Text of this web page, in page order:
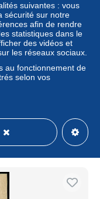
15c. noir - Cote:
Professionnel
suivantes : vous
sécurité sur notre
afin de rendre
statistiques dans le
des vidéos et
les réseaux sociaux.
au fonctionnement de
selon vos